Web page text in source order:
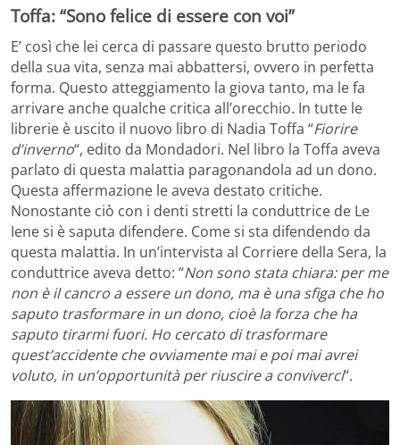
Toffa: “Sono felice di essere con voi”
E’ così che lei cerca di passare questo brutto periodo
della sua vita, senza mai abbattersi, ovvero in perfetta
forma. Questo atteggiamento la giova tanto, ma le fa
arrivare anche qualche critica all’orecchio. In tutte le
librerie è uscito il nuovo libro di Nadia Toffa “Fiorire
d’inverno“, edito da Mondadori. Nel libro la Toffa aveva
parlato di questa malattia paragonandola ad un dono.
Questa affermazione le aveva destato critiche.
Nonostante ciò con i denti stretti la conduttrice de Le
Iene si è saputa difendere. Come si sta difendendo da
questa malattia. In un’intervista al Corriere della Sera, la
conduttrice aveva detto: “Non sono stata chiara: per me
non è il cancro a essere un dono, ma è una sfiga che ho
saputo trasformare in un dono, cioè la forza che ha
saputo tirarmi fuori. Ho cercato di trasformare
quest’accidente che ovviamente mai e poi mai avrei
voluto, in un’opportunità per riuscire a conviverci“.